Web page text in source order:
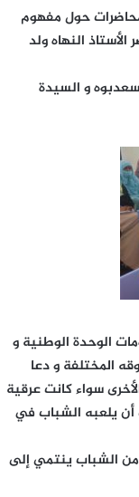
محاضرات حول مفهوم
النهاه ولد
و السيدة
الوحدة الوطنية و
المختلفة و دعا
سواء كانت عرقية
أن يلعبه الشباب في
الشباب ينتمي إلى